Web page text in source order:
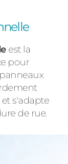
est la
pour
s'adapte
de rue.